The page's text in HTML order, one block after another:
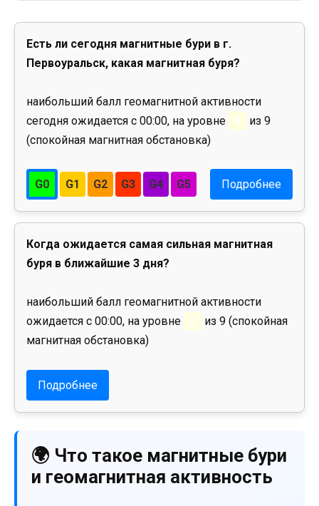
Есть ли сегодня магнитные бури в г.
Первоуральск, какая магнитная буря?
наибольший балл геомагнитной активности
сегодня ожидается с 00:00, на уровне
0
из 9
(спокойная магнитная обстановка)
G0 G1 G2 G3 G4 G5 Подробнее
Когда ожидается самая сильная магнитная
буря в ближайшие 3 дня?
наибольший балл геомагнитной активности
ожидается с 00:00, на уровне
0
из 9 (спокойная
магнитная обстановка)
Подробнее
🌍 Что такое магнитные бури
и геомагнитная активность